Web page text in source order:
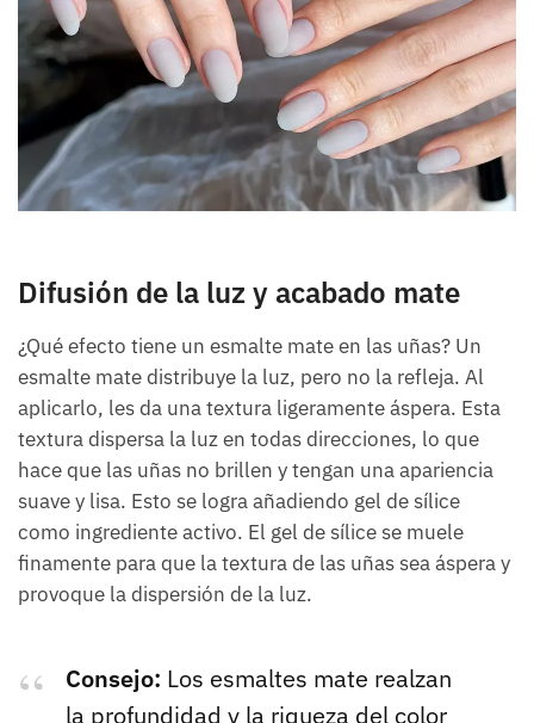
Difusión de la luz y acabado mate
¿Qué efecto tiene un esmalte mate en las uñas? Un
esmalte mate distribuye la luz, pero no la refleja. Al
aplicarlo, les da una textura ligeramente áspera. Esta
textura dispersa la luz en todas direcciones, lo que
hace que las uñas no brillen y tengan una apariencia
suave y lisa. Esto se logra añadiendo gel de sílice
como ingrediente activo. El gel de sílice se muele
finamente para que la textura de las uñas sea áspera y
provoque la dispersión de la luz.
Consejo: Los esmaltes mate realzan
la profundidad y la riqueza del color